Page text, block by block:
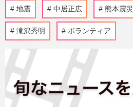
地震 中居正広 熊本震災
滝沢秀明 ボランティア